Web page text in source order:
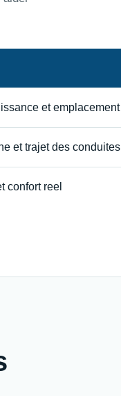
et emplacement
et trajet des conduites
confort reel